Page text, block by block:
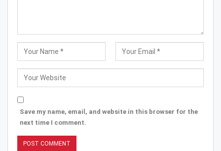
Save my name, email, and website in this browser for the
next time I comment.